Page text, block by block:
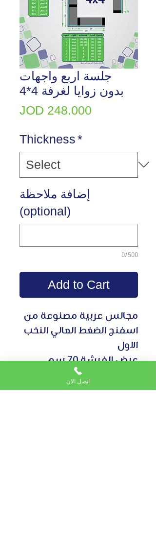
جلسة اربع واجهات
بدون زوايا لغرفة 4*4
JOD 248.000
Thickness*
إضافة ملاحظة
(optional)
0/500
Add to Cart
مجالس عربية مصنوعة من
اسفنج الضغط العالي النخب
الاول
عرض الفرشة 70 سم
ارتفاع المسند 40 سم
سماكة المسند 8 سم
اتصل الان